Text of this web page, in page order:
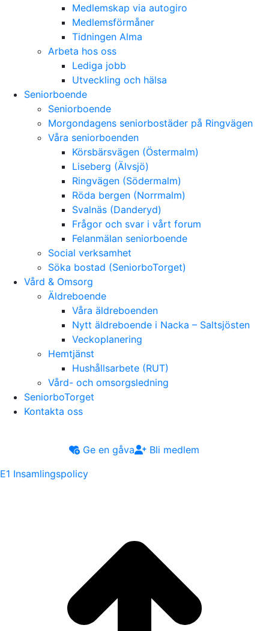
Medlemskap via autogiro
Medlemsförmåner
Tidningen Alma
Arbeta hos oss
Lediga jobb
Utveckling och hälsa
Seniorboende
Seniorboende
Morgondagens seniorbostäder på Ringvägen
Våra seniorboenden
Körsbärsvägen (Östermalm)
Liseberg (Älvsjö)
Ringvägen (Södermalm)
Röda bergen (Norrmalm)
Svalnäs (Danderyd)
Frågor och svar i vårt forum
Felanmälan seniorboende
Social verksamhet
Söka bostad (SeniorboTorget)
Vård & Omsorg
Äldreboende
Våra äldreboenden
Nytt äldreboende i Nacka – Saltsjösten
Veckoplanering
Hemtjänst
Hushållsarbete (RUT)
Vård- och omsorgsledning
SeniorboTorget
Kontakta oss
Ge en gåva
Bli medlem
E1 Insamlingspolicy